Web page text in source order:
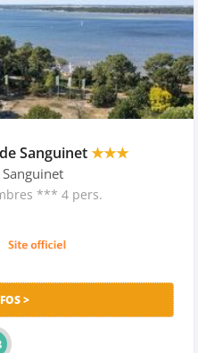
Sanguinet★★★
Sanguinet
*** 4 pers.
>